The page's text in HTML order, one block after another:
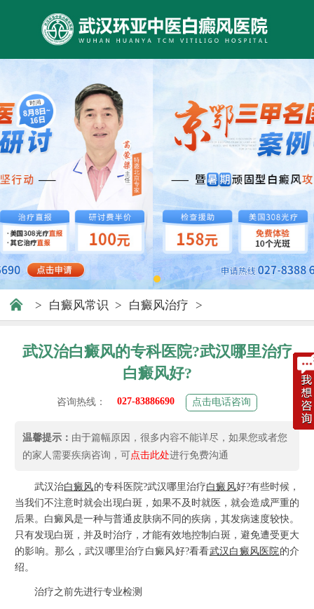
> 白癜风常识 > 白癜风治疗 >
武汉治白癜风的专科医院?武汉哪里治疗
白癜风好?
咨询热线： 027-83886690 点击电话咨询
温馨提示： 由于篇幅原因，很多内容不能详尽，如果您或者您
的家人需要疾病咨询，可点击此处进行免费沟通
武汉治白癜风的专科医院?武汉哪里治疗白癜风好?有些时候，
当我们不注意时就会出现白斑，如果不及时就医，就会造成严重的
后果。白癜风是一种与普通皮肤病不同的疾病，其发病速度较快。
只有发现白斑，并及时治疗，才能有效地控制白斑，避免遭受更大
的影响。那么，武汉哪里治疗白癜风好?看看武汉白癜风医院的介
绍。
治疗之前先进行专业检测